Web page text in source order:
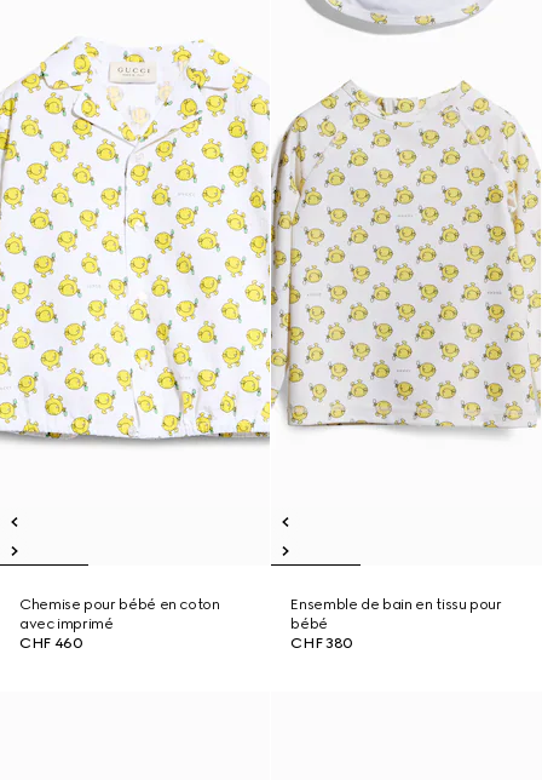
Chemise pour bébé en coton
avec imprimé
CHF 460
Ensemble de bain en tissu pour
bébé
CHF 380